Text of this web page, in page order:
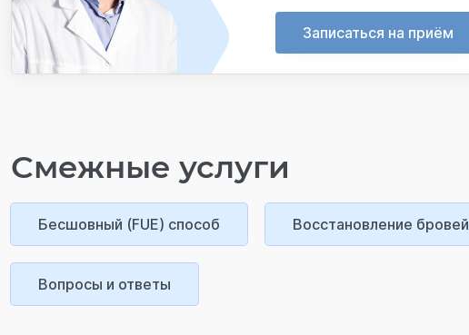
Записаться на приём
Смежные услуги
Бесшовный (FUE) способ Восстановление бровей
Вопросы и ответы